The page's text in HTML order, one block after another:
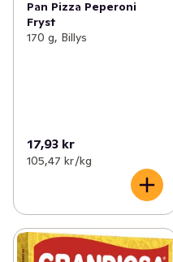
Pan Pizza Peperoni
Fryst
170 g, Billys
17,93 kr
105,47 kr /kg